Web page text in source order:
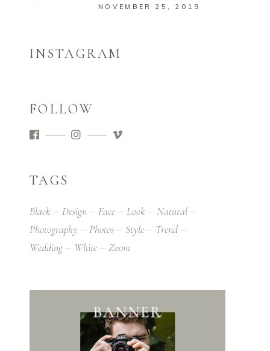
NOVEMBER 25, 2019
INSTAGRAM
FOLLOW
TAGS
Black Design Face Look
Natural
Photography
Photos Style
Trend
Wedding
White Zoom